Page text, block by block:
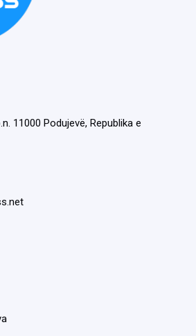
11000 Podujevë, Republika e